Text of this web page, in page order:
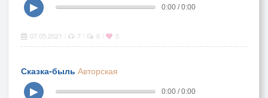
▶
0:00 / 0:00
07.05.2021 7 0 0
Сказка-быль Авторская
▶
0:00 / 0:00